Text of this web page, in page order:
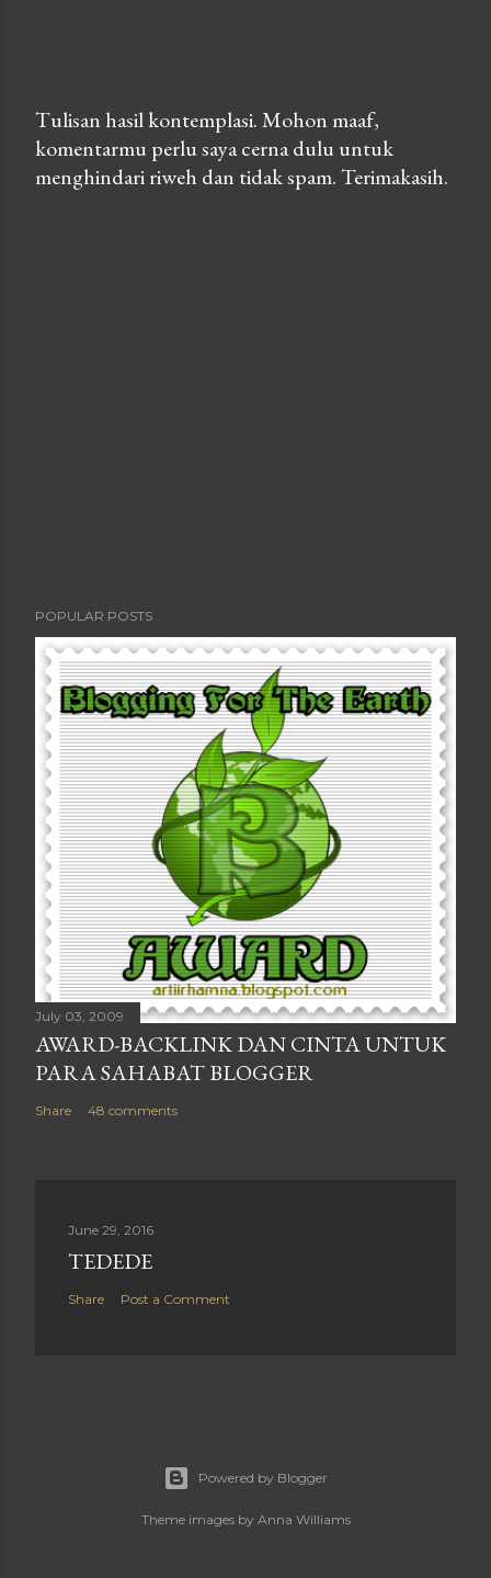
P
o
Tulisan hasil kontemplasi. Mohon maaf,
komentarmu perlu saya cerna dulu untuk
menghindari riweh dan tidak spam. Terimakasih.
POPULAR POSTS
July 03, 2009
AWARD-BACKLINK DAN CINTA UNTUK
PARA SAHABAT BLOGGER
Share 48 comments
June 29, 2016
TEDEDE
Share Post a Comment
Powered by Blogger
Theme images by Anna Williams